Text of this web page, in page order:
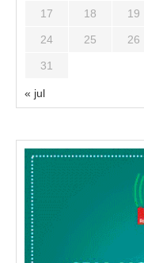
17 18 19
24 25 26
31
« jul